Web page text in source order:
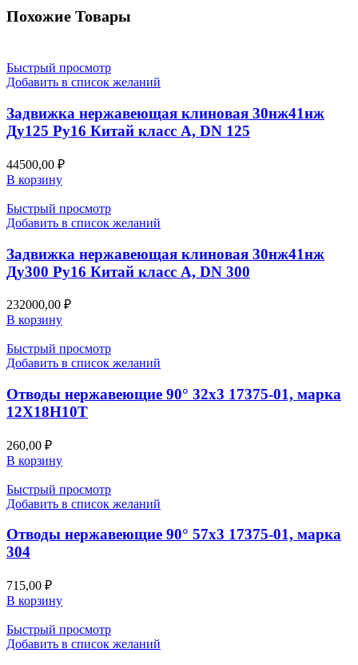
Похожие Товары
Быстрый просмотр
Добавить в список желаний
Задвижка нержавеющая клиновая 30нж41нж
Ду125 Ру16 Китай класс А, DN 125
44500,00 ₽
В корзину
Быстрый просмотр
Добавить в список желаний
Задвижка нержавеющая клиновая 30нж41нж
Ду300 Ру16 Китай класс А, DN 300
232000,00 ₽
В корзину
Быстрый просмотр
Добавить в список желаний
Отводы нержавеющие 90° 32х3 17375-01, марка
12Х18Н10Т
260,00 ₽
В корзину
Быстрый просмотр
Добавить в список желаний
Отводы нержавеющие 90° 57х3 17375-01, марка
304
715,00 ₽
В корзину
Быстрый просмотр
Добавить в список желаний